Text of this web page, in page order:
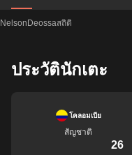
NelsonDeossaสถิติ
ประวัตินักเตะ
โคลอมเบีย
สัญชาติ
26